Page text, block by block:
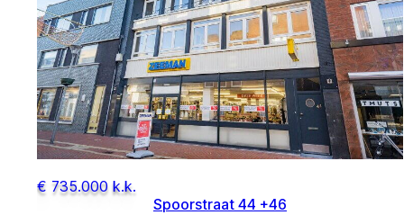
€ 735.000 k.k.
Spoorstraat 44 +46